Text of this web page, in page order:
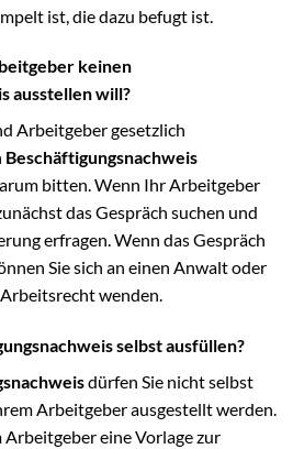
ist, die dazu befugt ist.
keinen
ausstellen will?
Arbeitgeber gesetzlich
Beschäftigungsnachweis
bitten. Wenn Ihr Arbeitgeber
das Gespräch suchen und
erfragen. Wenn das Gespräch
Sie sich an einen Anwalt oder
wenden.
selbst ausfüllen?
dürfen Sie nicht selbst
Arbeitgeber ausgestellt werden.
eine Vorlage zur